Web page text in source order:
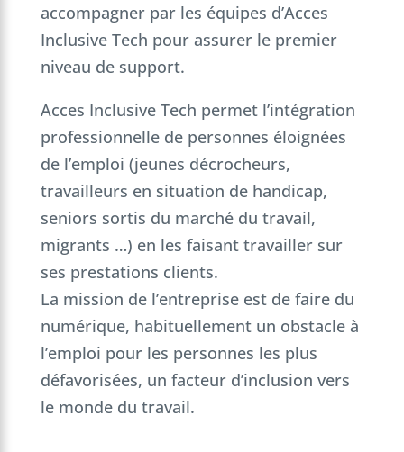
accompagner par les équipes d’Acces
Inclusive Tech pour assurer le premier
niveau de support.
Acces Inclusive Tech permet l’intégration
professionnelle de personnes éloignées
de l’emploi (jeunes décrocheurs,
travailleurs en situation de handicap,
seniors sortis du marché du travail,
migrants …) en les faisant travailler sur
ses prestations clients.
La mission de l’entreprise est de faire du
numérique, habituellement un obstacle à
l’emploi pour les personnes les plus
défavorisées, un facteur d’inclusion vers
le monde du travail.